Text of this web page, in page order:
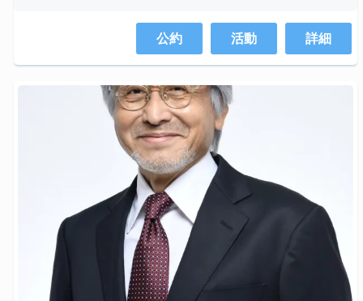
公約 活動 詳細